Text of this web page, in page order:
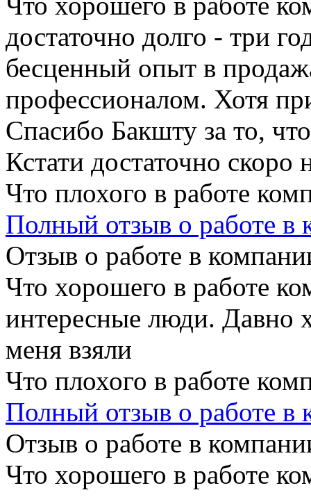
достаточно долго - три
бесценный опыт в
профессионалом. Хотя
Спасибо Бакшту за то,
Кстати достаточно скоро
Что плохого в работе
Полный отзыв о работе в
Отзыв о работе в
Что хорошего в работе
интересные люди. Давно
меня взяли
Что плохого в работе
Полный отзыв о работе в
Отзыв о работе в
Что хорошего в работе